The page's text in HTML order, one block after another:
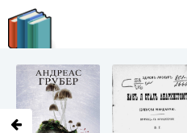
LITMIR.ORG